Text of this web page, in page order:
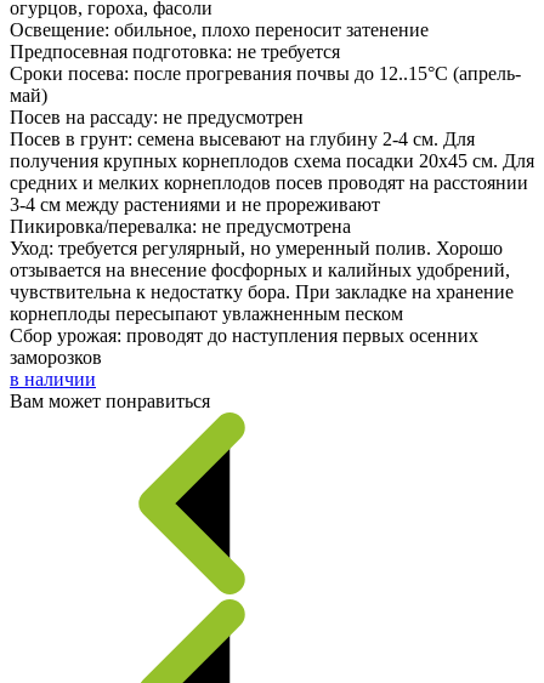
огурцов, гороха, фасоли
Освещение: обильное, плохо переносит затенение
Предпосевная подготовка: не требуется
Сроки посева: после прогревания почвы до 12..15°С (апрель-
май)
Посев на рассаду: не предусмотрен
Посев в грунт: семена высевают на глубину 2-4 см. Для
получения крупных корнеплодов схема посадки 20х45 см. Для
средних и мелких корнеплодов посев проводят на расстоянии
3-4 см между растениями и не прореживают
Пикировка/перевалка: не предусмотрена
Уход: требуется регулярный, но умеренный полив. Хорошо
отзывается на внесение фосфорных и калийных удобрений,
чувствительна к недостатку бора. При закладке на хранение
корнеплоды пересыпают увлажненным песком
Сбор урожая: проводят до наступления первых осенних
заморозков
в наличии
Вам может понравиться